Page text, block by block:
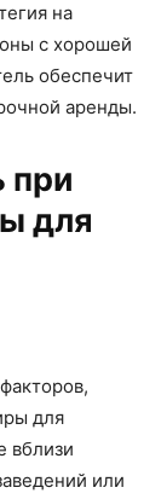
на
с хорошей
обеспечит
аренды.
при
для
для
вблизи
или